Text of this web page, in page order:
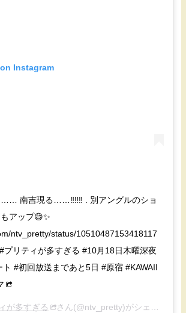
Instagram
…… 南吉現る……‼️‼️‼️‬ . 別アングルのショ
アップ😄✨
ntv_pretty/status/10510487153418117
プリティが多すぎる‬ ‪#10月18日木曜深夜
‪#初回放送まであと5日‬ ‪#原宿‬ ‪#KAWAII
が多すぎる さん(@ntv_pretty)がシェアした投稿 –